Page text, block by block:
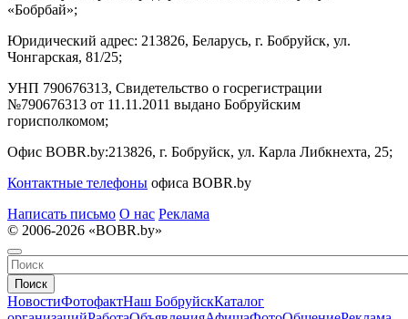
«Бобрбай»;
Юридический адрес: 213826, Беларусь, г. Бобруйск, ул.
Чонгарская, 81/25;
УНП 790676313, Свидетельство о госрегистрации
№790676313 от 11.11.2011 выдано Бобруйским
горисполкомом;
Офис BOBR.by:213826, г. Бобруйск, ул. Карла Либкнехта, 25;
Контактные телефоны офиса BOBR.by
Написать письмо О нас Реклама
© 2006-2026 «BOBR.by»
Поиск
НовостиФотофактНаш БобруйскКаталог